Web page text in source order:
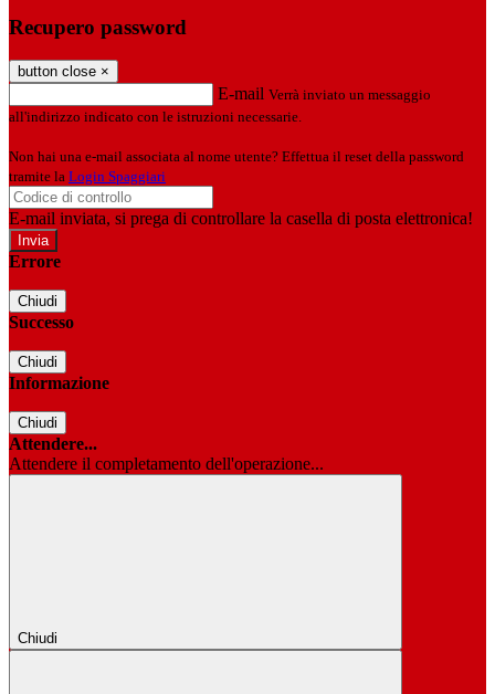
Recupero password
button close ×
E-mail Verrà inviato un messaggio
all'indirizzo indicato con le istruzioni necessarie.
Non hai una e-mail associata al nome utente? Effettua il reset della password
tramite la Login Spaggiari
E-mail inviata, si prega di controllare la casella di posta elettronica!
Errore
Chiudi
Successo
Chiudi
Informazione
Chiudi
Attendere...
Attendere il completamento dell'operazione...
Chiudi